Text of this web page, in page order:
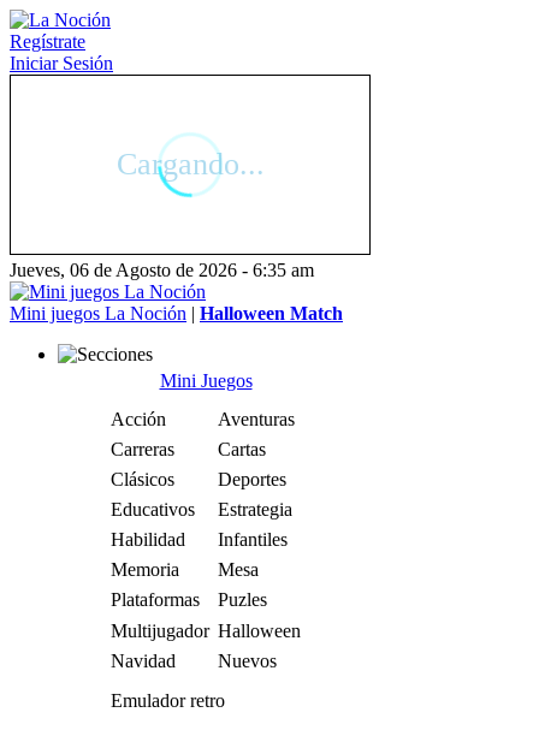
Regístrate
Iniciar Sesión
Jueves, 06 de Agosto de 2026 - 6:35 am
Mini juegos La Noción | Halloween Match
Mini Juegos
Acción
Aventuras
Carreras
Cartas
Clásicos
Deportes
Educativos
Estrategia
Habilidad
Infantiles
Memoria
Mesa
Plataformas
Puzles
Multijugador Halloween
Navidad
Nuevos
Emulador retro